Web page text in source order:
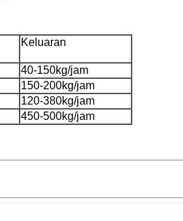
Keluaran
40-150kg/jam
150-200kg/jam
120-380kg/jam
450-500kg/jam